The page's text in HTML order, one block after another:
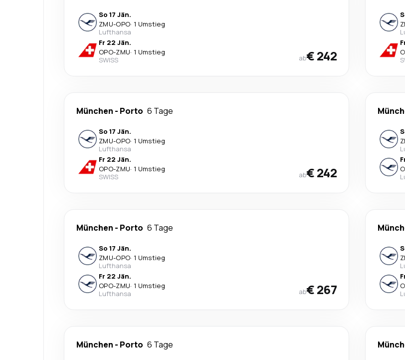
So 17 Jän.
ZMU-OPO· 1 Umstieg
Lufthansa
Fr 22 Jän.
OPO-ZMU· 1 Umstieg
SWISS
ab€ 242
München - Porto 6 Tage
So 17 Jän.
ZMU-OPO· 1 Umstieg
Lufthansa
Fr 22 Jän.
OPO-ZMU· 1 Umstieg
SWISS
ab€ 242
München - Porto 6 Tage
So 17 Jän.
ZMU-OPO· 1 Umstieg
Lufthansa
Fr 22 Jän.
OPO-ZMU· 1 Umstieg
Lufthansa
ab€ 267
München - Porto 6 Tage